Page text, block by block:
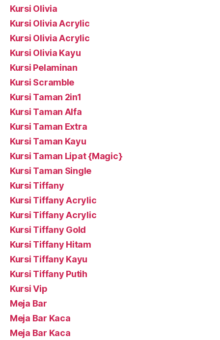
Kursi Olivia
Kursi Olivia Acrylic
Kursi Olivia Acrylic
Kursi Olivia Kayu
Kursi Pelaminan
Kursi Scramble
Kursi Taman 2in1
Kursi Taman Alfa
Kursi Taman Extra
Kursi Taman Kayu
Kursi Taman Lipat {Magic}
Kursi Taman Single
Kursi Tiffany
Kursi Tiffany Acrylic
Kursi Tiffany Acrylic
Kursi Tiffany Gold
Kursi Tiffany Hitam
Kursi Tiffany Kayu
Kursi Tiffany Putih
Kursi Vip
Meja Bar
Meja Bar Kaca
Meja Bar Kaca